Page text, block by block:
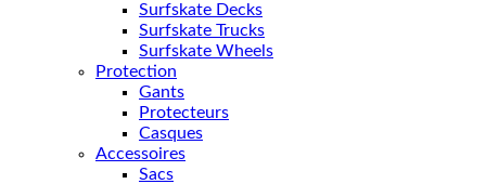
Surfskate Decks
Surfskate Trucks
Surfskate Wheels
Protection
Gants
Protecteurs
Casques
Accessoires
Sacs